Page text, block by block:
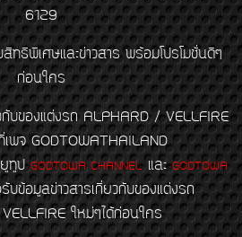
6129
ทธิพิเศษและข่าวสาร พร้อมโปรโมชั่นดีๆ
ก่อนใคร
บของแต่งรถ ALPHARD / VELLFIRE
เพจ GODTOWATHAILAND
ยูทูป GODTOWA CHANNELและGODTOWA
บข้อมูลข่าวสารเกี่ยวกับของแต่งรถ
ใหม่ๆได้ก่อนใคร